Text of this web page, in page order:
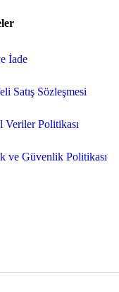
İade
Satış Sözleşmesi
Veriler Politikası
ve Güvenlik Politikası